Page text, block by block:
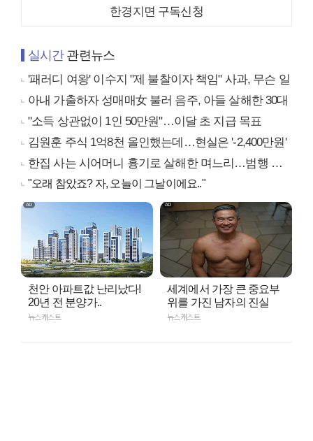
한경지면 구독신청
실시간관련뉴스
'패러디 여왕' 이수지 "제 불찰이자 책임" 사과, 무슨 일
아내 가출하자 성매매女 불러 음주, 아들 살해한 30대
"소득 상관없이 1인 50만원"…이달 초 지급 목표
김원훈 주식 1억8천 올인했는데…현실은 '-2,400만원'
한집 사는 시어머니 흉기로 살해한 며느리…범행 동기는
"오래 참았죠? 자, 오늘이 그날이에요.."
천안 아파트값 난리났다!
20년 전 분양가..
뉴스캐스트
세계에서 가장 큰 중요부
위를 가진 남자의 진실
뉴스캐스트